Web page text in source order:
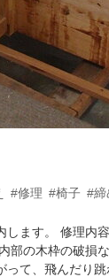
#修理 #椅子 #締
ます。 修理内
部の木枠の破損
て、飛んだり跳